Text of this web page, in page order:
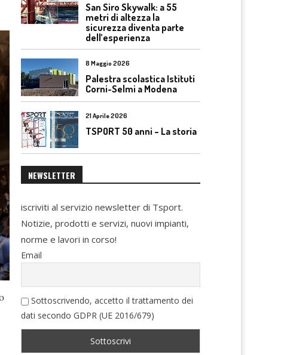
San Siro Skywalk: a 55
metri di altezza la
sicurezza diventa parte
dell’esperienza
8 Maggio 2026
Palestra scolastica Istituti
Corni-Selmi a Modena
21 Aprile 2026
TSPORT 50 anni – La storia
NEWSLETTER
iscriviti al servizio newsletter di Tsport.
Notizie, prodotti e servizi, nuovi impianti,
norme e lavori in corso!
Email
Sottoscrivendo, accetto il trattamento dei
dati secondo GDPR (UE 2016/679)